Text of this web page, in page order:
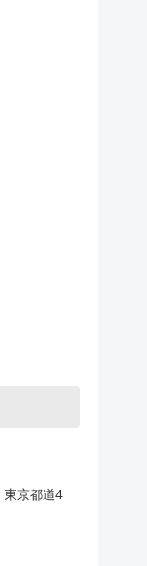
東京都道4